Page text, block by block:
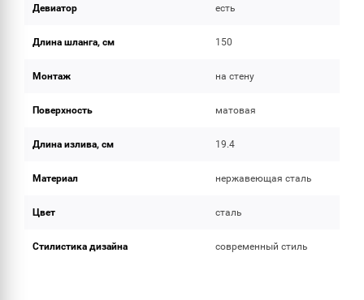
Девиатор есть
Длина шланга, см 150
Монтаж на стену
Поверхность матовая
Длина излива, см 19.4
Материал нержавеющая сталь
Цвет сталь
Стилистика дизайна современный стиль